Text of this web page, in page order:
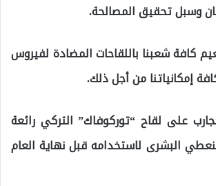
وسبل تحقيق المصالحة.
كافة شعبنا باللقاحات المضادة لفيروس
إمكانياتنا من أجل ذلك.
على لقاح “توركوفاك” التركي رائعة
البشرى لاستخدامه قبل نهاية العام